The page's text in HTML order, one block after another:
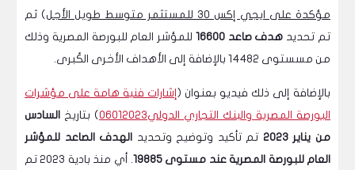
مؤكدة على ايجي إكس 30 للمستثمر متوسط طويل الأجل
) ثم
تم تحديد هدف صاعد 16600
للمؤشر العام للبورصة المصرية وذلك
من مسستوى 14482 بالإضافة إلى الأهداف الأخرى الكُبرى.
بالإضافة إلى ذلك فيديو بعنوان ( إشارات فنية هامة على مؤشرات
البورصة المصرية والبنك التجاري الدولي06012023
) بتاريخ السادس
من يناير 2023
تم تأكيد وتوضيح وتحديد
الهدف الصاعد للمؤشر
العام للبورصة المصرية عند مستوى 19885
. أي منذ بادية 2023 تم